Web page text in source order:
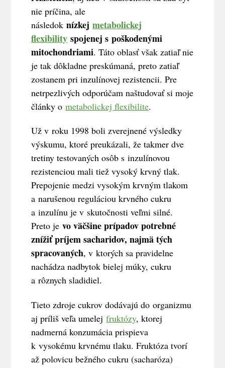
nie príčina, ale
následoknízkejmetabolickej
flexibility spojenej s poškodenými
mitochondriami. Táto oblasť však zatiaľ nie
je tak dôkladne preskúmaná, preto zatiaľ
zostanem pri inzulínovej rezistencii. Pre
netrpezlivých odporúčam naštudovať si moje
články ometabolickej flexibilite.
Už v roku 1998 boli zverejnené výsledky
výskumu, ktoré preukázali, že takmer dve
tretiny testovaných osôb s inzulínovou
rezistenciou mali tiež vysoký krvný tlak.
Prepojenie medzi vysokým krvným tlakom
a narušenou reguláciou krvného cukru
a inzulínu je v skutočnosti veľmi silné.
Preto jevo väčšine prípadov potrebné
znížiť príjem sacharidov, najmä tých
spracovaných, v ktorých sa pravidelne
nachádza nadbytok bielej múky, cukru
a rôznych sladidiel.
Tieto zdroje cukrov dodávajú do organizmu
aj príliš veľa umelejfruktózy, ktorej
nadmerná konzumácia prispieva
k vysokému krvnému tlaku. Fruktóza tvorí
až polovicu bežného cukru (sacharóza)